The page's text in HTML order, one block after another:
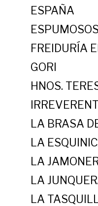
ESPAÑA
FREIDURÍA
GORI
HNOS.
LA BRASA
LA
LA
LA
LA